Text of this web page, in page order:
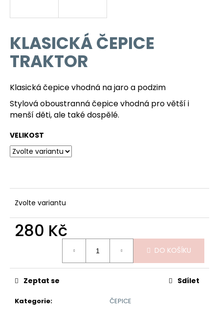
KLASICKÁ ČEPICE
TRAKTOR
Klasická čepice vhodná na jaro a podzim
Stylová oboustranná čepice vhodná pro větší i
menší děti, ale také dospělé.
VELIKOST
Zvolte variantu
280 Kč
DO KOŠÍKU
Kategorie: ČEPICE
Zeptat se Sdílet
í
t
?
HLEDAT
D
o
č
u
e
KORUNKA